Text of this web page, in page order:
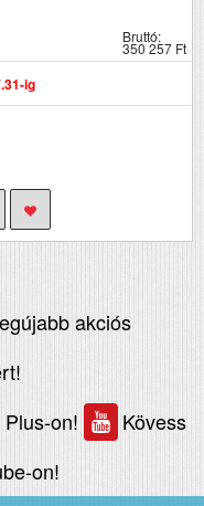
Bruttó:
350 257 Ft
ig
akciós
on!
Kövess
on!